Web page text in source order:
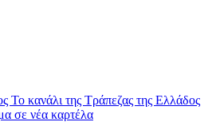
Το κανάλι της Τράπεζας της Ελλάδος
σε νέα καρτέλα